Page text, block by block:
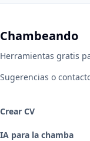
Chambeando
Herramientas gratis
Sugerencias o
Crear CV
IA para la chamba